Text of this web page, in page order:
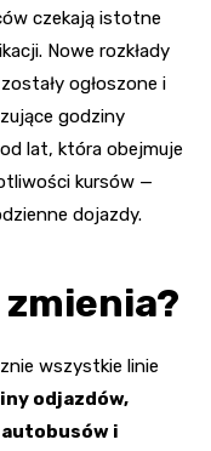
czekają istotne
Nowe rozkłady
ogłoszone i
godziny
lat, która obejmuje
kursów —
dojazdy.
zmienia?
wszystkie linie
odjazdów,
i